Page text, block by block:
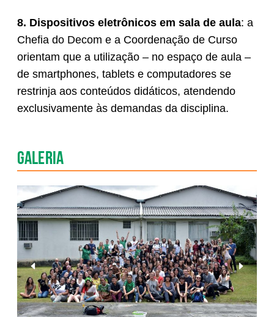
8. Dispositivos eletrônicos em sala de aula: a
Chefia do Decom e a Coordenação de Curso
orientam que a utilização – no espaço de aula –
de smartphones, tablets e computadores se
restrinja aos conteúdos didáticos, atendendo
exclusivamente às demandas da disciplina.
Galeria
Anterior
Slide
Slide